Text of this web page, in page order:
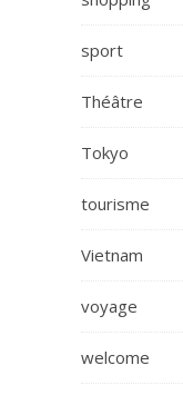
sport
Théâtre
Tokyo
tourisme
Vietnam
voyage
welcome